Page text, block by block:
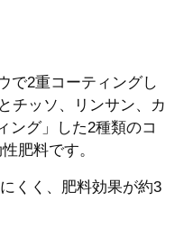
で2重コーティングし
チッソ、リンサン、カ
ング」した2種類のコ
肥料です。
くく、肥料効果が約3